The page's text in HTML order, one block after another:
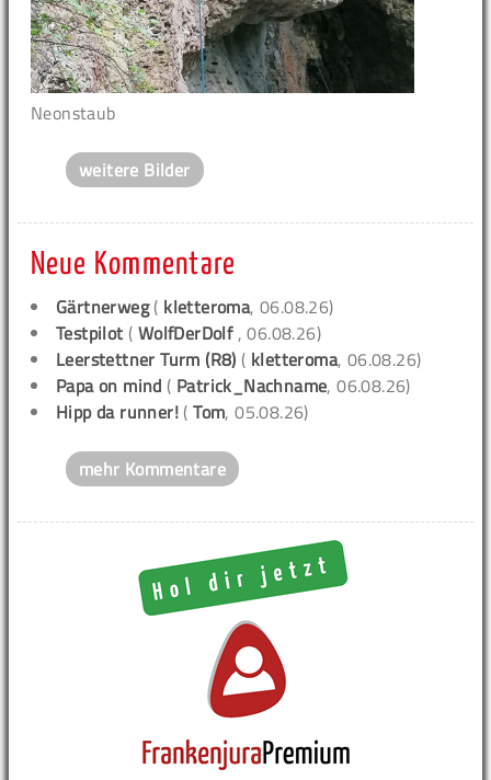
Neonstaub
weitere Bilder
Neue Kommentare
Gärtnerweg( kletteroma, 06.08.26)
Testpilot ( WolfDerDolf , 06.08.26)
Leerstettner Turm (R8) ( kletteroma, 06.08.26)
Papa on mind ( Patrick_Nachname, 06.08.26)
Hipp da runner! (Tom, 05.08.26)
mehr Kommentare